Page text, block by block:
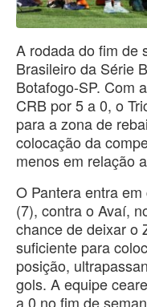
A rodada do fim de
Brasileiro da Série
Botafogo-SP. Com
CRB por 5 a 0, o
para a zona de
colocação da
menos em relação
O Pantera entra
(7), contra o Avaí,
chance de deixar o
suficiente para
posição,
gols. A equipe
a 0 no fim de